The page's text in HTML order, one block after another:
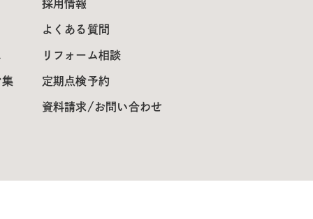
集
採用情報
よくある質問
リフォーム相談
定期点検予約
資料請求/お問い合わせ